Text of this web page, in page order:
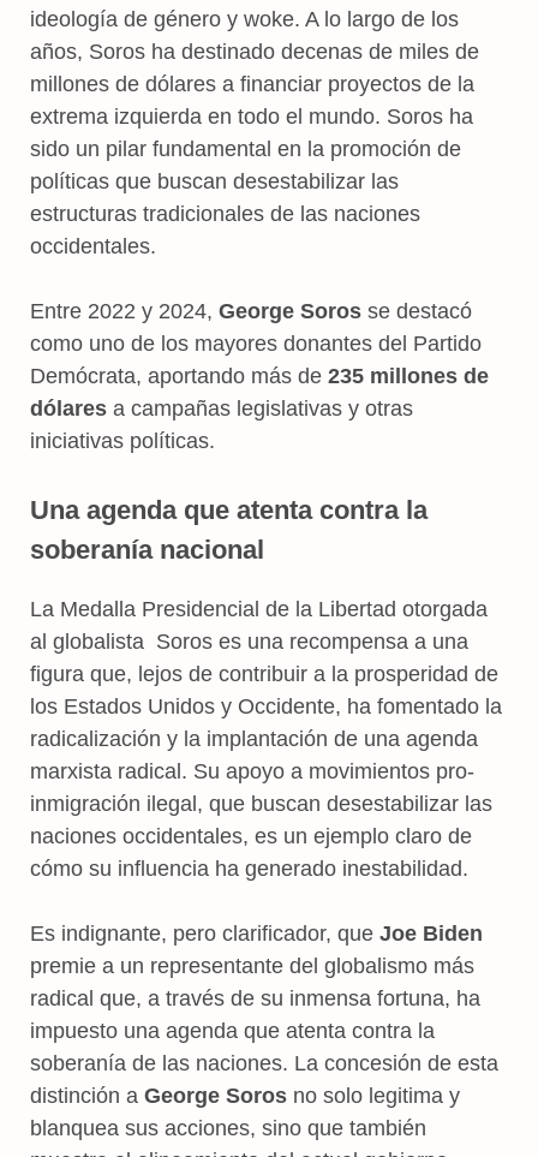
ideología de género y woke. A lo largo de los
años, Soros ha destinado decenas de miles de
millones de dólares a financiar proyectos de la
extrema izquierda en todo el mundo. Soros ha
sido un pilar fundamental en la promoción de
políticas que buscan desestabilizar las
estructuras tradicionales de las naciones
occidentales.
Entre 2022 y 2024, George Soros se destacó
como uno de los mayores donantes del Partido
Demócrata, aportando más de 235 millones de
dólares a campañas legislativas y otras
iniciativas políticas.
Una agenda que atenta contra la
soberanía nacional
La Medalla Presidencial de la Libertad otorgada
al globalista Soros es una recompensa a una
figura que, lejos de contribuir a la prosperidad de
los Estados Unidos y Occidente, ha fomentado la
radicalización y la implantación de una agenda
marxista radical. Su apoyo a movimientos pro-
inmigración ilegal, que buscan desestabilizar las
naciones occidentales, es un ejemplo claro de
cómo su influencia ha generado inestabilidad.
Es indignante, pero clarificador, que Joe Biden
premie a un representante del globalismo más
radical que, a través de su inmensa fortuna, ha
impuesto una agenda que atenta contra la
soberanía de las naciones. La concesión de esta
distinción a George Soros no solo legitima y
blanquea sus acciones, sino que también